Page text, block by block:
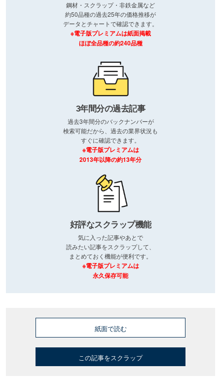
鋼材・スクラップ・非鉄金属など
約50品種の過去25年の価格推移が
データとチャートで確認できます。
※電子版プレミアムは紙面掲載
ほぼ全品種の約240品種
3年間分の過去記事
過去3年間分のバックナンバーが
検索可能だから、過去の業界状況も
すぐに確認できます。
※電子版プレミアムは
2013年以降の約13年分
好評なスクラップ機能
気に入った記事やあとで
読みたい記事をスクラップして、
まとめておく機能が便利です。
※電子版プレミアムは
永久保存可能
紙面で読む
この記事をスクラップ